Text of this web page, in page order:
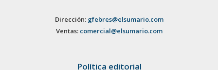
Dirección: gfebres@elsumario.com
Ventas: comercial@elsumario.com
Política editorial